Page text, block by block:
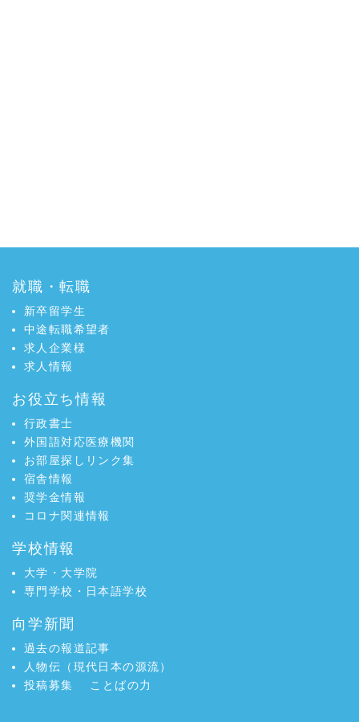
就職・転職
新卒留学生
中途転職希望者
求人企業様
求人情報
お役立ち情報
行政書士
外国語対応医療機関
お部屋探しリンク集
宿舎情報
奨学金情報
コロナ関連情報
学校情報
大学・大学院
専門学校・日本語学校
向学新聞
過去の報道記事
人物伝（現代日本の源流）
投稿募集
ことばの力